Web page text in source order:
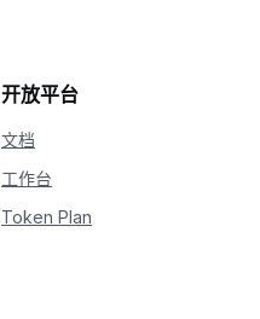
开放平台
文档
工作台
Token Plan